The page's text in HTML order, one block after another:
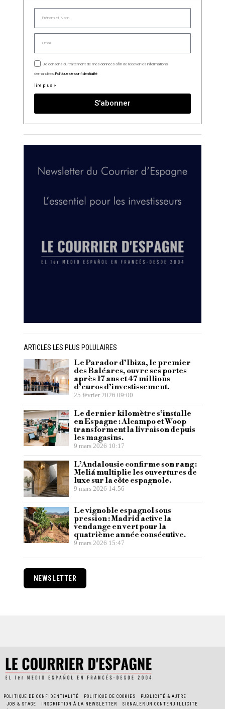
Je consens au traitement de mes données afin de recevoir les informations
demandées. Politique de confidentialité
lire plus >
S'abonner
ARTICLES LES PLUS POLULAIRES
Le Parador d’Ibiza, le premier
des Baléares, ouvre ses portes
après 17 ans et 47 millions
d’euros d’investissement.
25 février 2026 09:00
Le dernier kilomètre s’installe
en Espagne : Alcampo et Woop
transforment la livraison depuis
les magasins.
9 mars 2026 10:17
L’Andalousie confirme son rang :
Meliá multiplie les ouvertures de
luxe sur la côte espagnole.
9 mars 2026 14:56
Le vignoble espagnol sous
pression : Madrid active la
vendange en vert pour la
quatrième année consécutive.
9 mars 2026 15:47
NEWSLETTER
POLITIQUE DE CONFIDENTIALITÉ POLITIQUE DE COOKIES
PUBLICITÉ & AUTRE
JOB & STAGE
INSCRIPTION À LA NEWSLETTER
SIGNALER UN CONTENU ILLICITE